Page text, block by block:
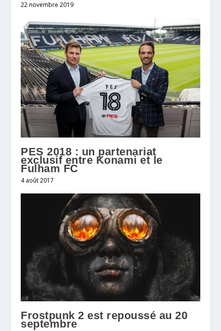
22 novembre 2019
PES 2018 : un partenariat
exclusif entre Konami et le
Fulham FC
4 août 2017
Frostpunk 2 est repoussé au 20
septembre